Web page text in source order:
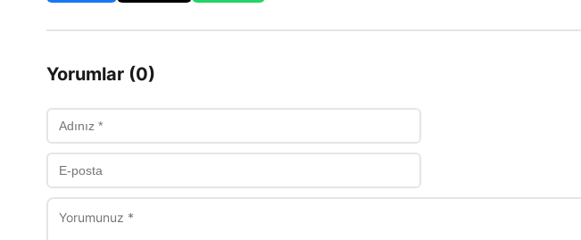
Yorumlar (0)